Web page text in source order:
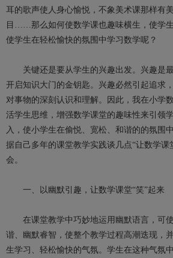
耳的歌声使人身心愉悦，不象美术课那样有
目……那么如何使数学课也趣味横生，使学
使学生在轻松愉快的氛围中学习数学呢？
关键还是要从学生的兴趣出发。兴趣是最
开启知识大门的金钥匙。兴趣必然引起追求
对事物的深刻认识和理解。因此，我在小学
活学生思维，增强数学课堂的趣味性来引领
入，使小学生在偷悦、宽松、和谐的的氛围
据自己多年的课堂教学实践谈几点“让数学课
会。
一、以幽默引趣，让数学课堂“笑”起来
在课堂教学中巧妙地运用幽默语言，可
谐、幽默睿智，使整个教学过程高潮迭现，
生学习、轻松愉快的气氛。学生在这种气氛